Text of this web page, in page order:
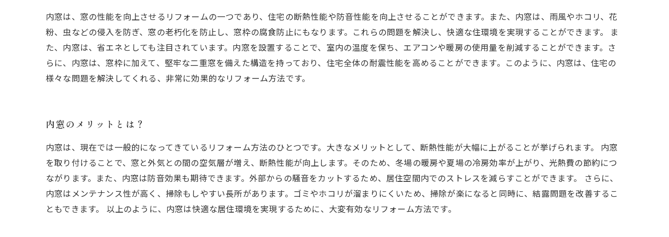
内窓は、窓の性能を向上させるリフォームの一つであり、住宅の断熱性能や防音性能を向上させることができます。また、内窓は、雨風やホコリ、花
粉、虫などの侵入を防ぎ、窓の老朽化を防止し、窓枠の腐食防止にもなります。これらの問題を解決し、快適な住環境を実現することができます。 ま
た、内窓は、省エネとしても注目されています。内窓を設置することで、室内の温度を保ち、エアコンや暖房の使用量を削減することができます。さ
らに、内窓は、窓枠に加えて、堅牢な二重窓を備えた構造を持っており、住宅全体の耐震性能を高めることができます。このように、内窓は、住宅の
様々な問題を解決してくれる、非常に効果的なリフォーム方法です。
内窓のメリットとは？
内窓は、現在では一般的になってきているリフォーム方法のひとつです。大きなメリットとして、断熱性能が大幅に上がることが挙げられます。 内窓
を取り付けることで、窓と外気との間の空気層が増え、断熱性能が向上します。そのため、冬場の暖房や夏場の冷房効率が上がり、光熱費の節約につ
ながります。また、内窓は防音効果も期待できます。外部からの騒音をカットするため、居住空間内でのストレスを減らすことができます。 さらに、
内窓はメンテナンス性が高く、掃除もしやすい長所があります。ゴミやホコリが溜まりにくいため、掃除が楽になると同時に、結露問題を改善するこ
ともできます。 以上のように、内窓は快適な居住環境を実現するために、大変有効なリフォーム方法です。